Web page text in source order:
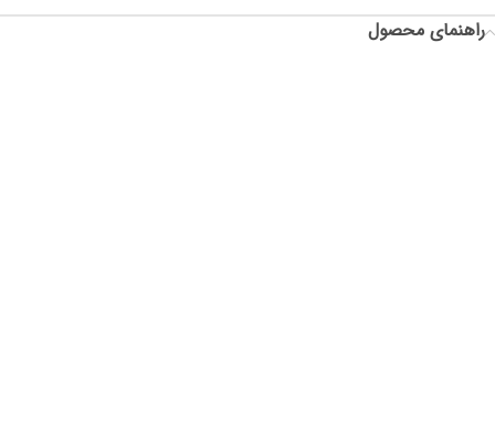
راهنمای محصول